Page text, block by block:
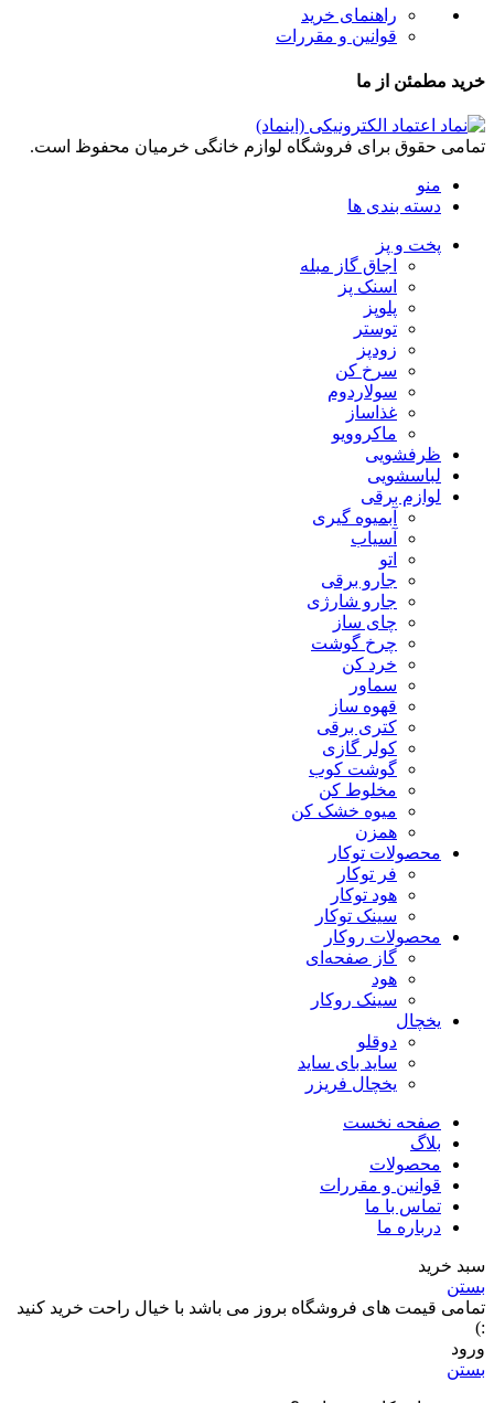
راهنمای خرید
قوانین و مقررات
خرید مطمئن از ما
تمامی حقوق برای فروشگاه لوازم خانگی خرمیان محفوظ است.
منو
دسته بندی ها
پخت و پز
اجاق گاز مبله
اسنک پز
پلوپز
توستر
زودپز
سرخ کن
سولاردوم
غذاساز
ماکروویو
ظرفشویی
لباسشویی
لوازم برقی
آبمیوه گیری
آسیاب
اتو
جارو برقی
جارو شارژی
چای ساز
چرخ گوشت
خرد کن
سماور
قهوه ساز
کتری برقی
کولر گازی
گوشت کوب
مخلوط کن
میوه خشک کن
همزن
محصولات توکار
فر توکار
هود توکار
سینک توکار
محصولات روکار
گاز صفحه‌ای
هود
سینک روکار
یخچال
دوقلو
ساید بای ساید
یخچال فریزر
صفحه نخست
بلاگ
محصولات
قوانین و مقررات
تماس با ما
درباره ما
سبد خرید
بستن
تمامی قیمت های فروشگاه بروز می باشد با خیال راحت خرید کنید
:)
ورود
بستن